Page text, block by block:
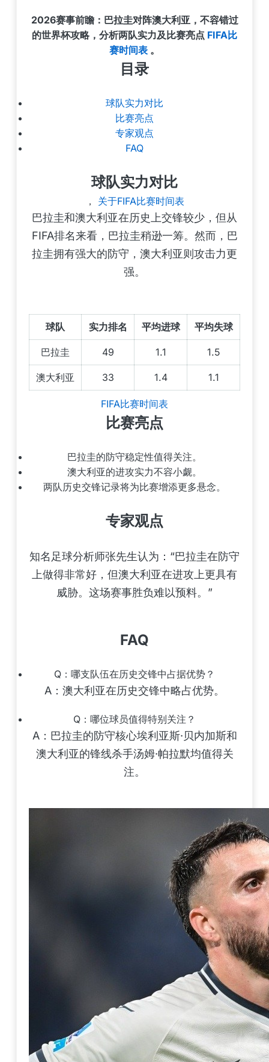
2026赛事前瞻：巴拉圭对阵澳大利亚，不容错过
的世界杯攻略，分析两队实力及比赛亮点 FIFA比
赛时间表 。
目录
球队实力对比
比赛亮点
专家观点
FAQ
球队实力对比
， 关于FIFA比赛时间表
巴拉圭和澳大利亚在历史上交锋较少，但从
FIFA排名来看，巴拉圭稍逊一筹。然而，巴
拉圭拥有强大的防守，澳大利亚则攻击力更
强。
球队 实力排名 平均进球 平均失球
巴拉圭 49 1.1 1.5
澳大利亚 33 1.4 1.1
FIFA比赛时间表
比赛亮点
巴拉圭的防守稳定性值得关注。
澳大利亚的进攻实力不容小觑。
两队历史交锋记录将为比赛增添更多悬念。
专家观点
知名足球分析师张先生认为：“巴拉圭在防守
上做得非常好，但澳大利亚在进攻上更具有
威胁。这场赛事胜负难以预料。”
FAQ
Q：哪支队伍在历史交锋中占据优势？
A：澳大利亚在历史交锋中略占优势。
Q：哪位球员值得特别关注？
A：巴拉圭的防守核心埃利亚斯·贝内加斯和
澳大利亚的锋线杀手汤姆·帕拉默均值得关
注。